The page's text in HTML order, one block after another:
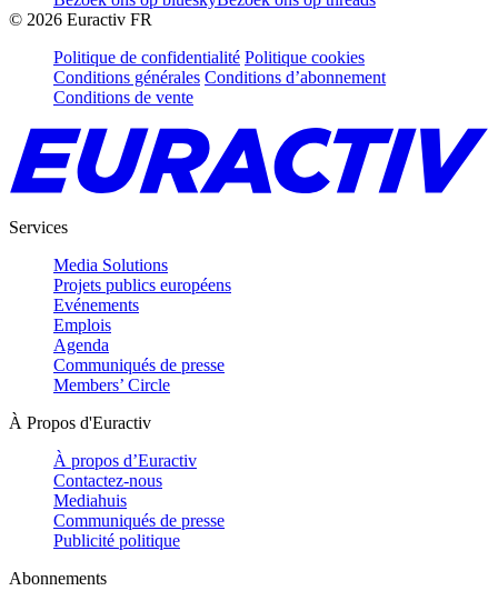
© 2026 Euractiv FR
Politique de confidentialité Politique cookies
Conditions générales Conditions d’abonnement
Conditions de vente
Services
Media Solutions
Projets publics européens
Evénements
Emplois
Agenda
Communiqués de presse
Members’ Circle
À Propos d'Euractiv
À propos d’Euractiv
Contactez-nous
Mediahuis
Communiqués de presse
Publicité politique
Abonnements